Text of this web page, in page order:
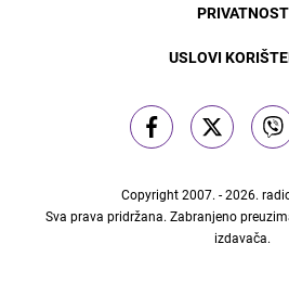
PRIVATNOST
USLOVI
Copyright 2007. - 2026.
Sva prava pridržana. Zabranjeno
izdavača.